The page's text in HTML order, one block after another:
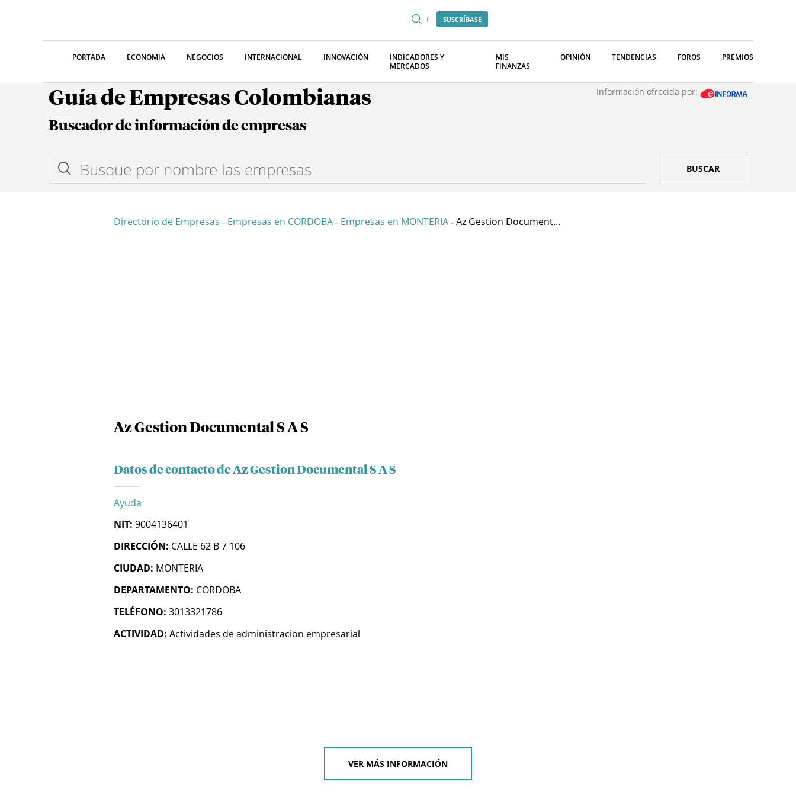
SUSCRÍBASE
PORTADA ECONOMIA NEGOCIOS INTERNACIONAL INNOVACIÓN
INDICADORES Y
MERCADOS
MIS
FINANZAS
OPINIÓN TENDENCIAS FOROS PREMIOS
Guía de Empresas Colombianas Información ofrecida por:
Buscador de información de empresas
BUSCAR
Directorio de Empresas - Empresas en CORDOBA - Empresas en MONTERIA - Az Gestion Document...
Az Gestion Documental S A S
Datos de contacto de Az Gestion Documental S A S
Ayuda
NIT: 9004136401
DIRECCIÓN: CALLE 62 B 7 106
CIUDAD: MONTERIA
DEPARTAMENTO: CORDOBA
TELÉFONO: 3013321786
ACTIVIDAD: Actividades de administracion empresarial
VER MÁS INFORMACIÓN